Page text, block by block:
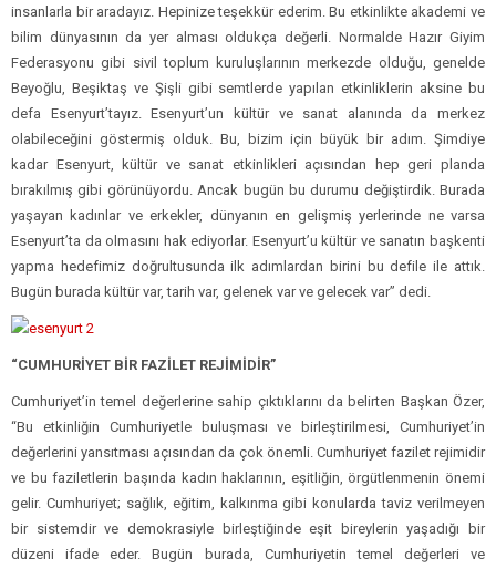
insanlarla bir aradayız. Hepinize teşekkür ederim. Bu etkinlikte akademi ve
bilim dünyasının da yer alması oldukça değerli. Normalde Hazır Giyim
Federasyonu gibi sivil toplum kuruluşlarının merkezde olduğu, genelde
Beyoğlu, Beşiktaş ve Şişli gibi semtlerde yapılan etkinliklerin aksine bu
defa Esenyurt’tayız. Esenyurt’un kültür ve sanat alanında da merkez
olabileceğini göstermiş olduk. Bu, bizim için büyük bir adım. Şimdiye
kadar Esenyurt, kültür ve sanat etkinlikleri açısından hep geri planda
bırakılmış gibi görünüyordu. Ancak bugün bu durumu değiştirdik. Burada
yaşayan kadınlar ve erkekler, dünyanın en gelişmiş yerlerinde ne varsa
Esenyurt’ta da olmasını hak ediyorlar. Esenyurt’u kültür ve sanatın başkenti
yapma hedefimiz doğrultusunda ilk adımlardan birini bu defile ile attık.
Bugün burada kültür var, tarih var, gelenek var ve gelecek var” dedi.
“CUMHURİYET BİR FAZİLET REJİMİDİR”
Cumhuriyet’in temel değerlerine sahip çıktıklarını da belirten Başkan Özer,
“Bu etkinliğin Cumhuriyetle buluşması ve birleştirilmesi, Cumhuriyet’in
değerlerini yansıtması açısından da çok önemli. Cumhuriyet fazilet rejimidir
ve bu faziletlerin başında kadın haklarının, eşitliğin, örgütlenmenin önemi
gelir. Cumhuriyet; sağlık, eğitim, kalkınma gibi konularda taviz verilmeyen
bir sistemdir ve demokrasiyle birleştiğinde eşit bireylerin yaşadığı bir
düzeni ifade eder. Bugün burada, Cumhuriyetin temel değerleri ve